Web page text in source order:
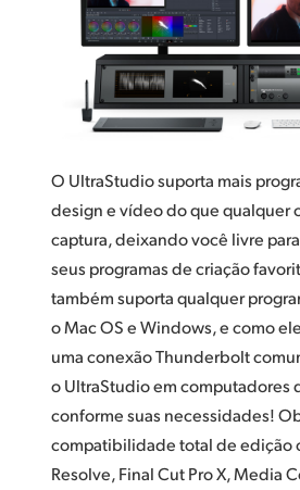
Especificações
Denmark
Finland
France
India
Italy
Japan
Korea
Malaysia
O UltraStudio suporta mais
design e vídeo do que qualquer
captura, deixando você livre
seus programas de criação
também suporta qualquer
o Mac OS e Windows, e como
uma conexão Thunderbolt
o UltraStudio em computadores
conforme suas necessidades!
compatibilidade total de edição
Resolve, Final Cut Pro X, Media